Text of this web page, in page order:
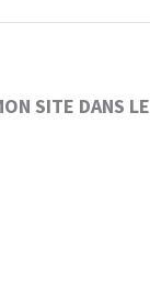
SITE DANS